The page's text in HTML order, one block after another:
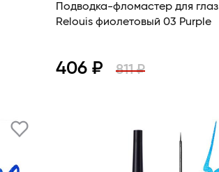
Подводка-фломастер для глаз
Relouis фиолетовый 03 Purple
406 ₽ 811 ₽